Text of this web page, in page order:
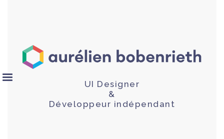
UI Designer
&
Développeur indépendant